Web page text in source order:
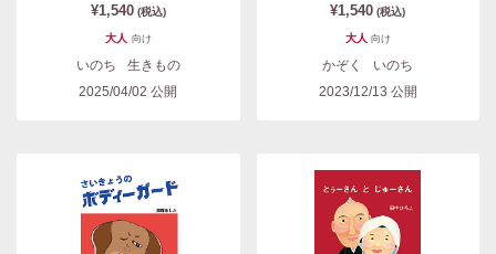
¥1,540 (税込)
大人 向け
いのち
生きもの
2025/04/02 公開
¥1,540 (税込)
大人 向け
かぞく
いのち
2023/12/13 公開